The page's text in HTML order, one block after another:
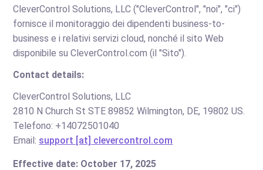
CleverControl Solutions, LLC ("CleverControl", "noi", "ci")
fornisce il monitoraggio dei dipendenti business-to-
business e i relativi servizi cloud, nonché il sito Web
disponibile su CleverControl.com (il "Sito").
Contact details:
CleverControl Solutions, LLC
2810 N Church St STE 89852 Wilmington, DE, 19802 US.
Telefono: +14072501040
Email: support [at] clevercontrol.com
Effective date: October 17, 2025